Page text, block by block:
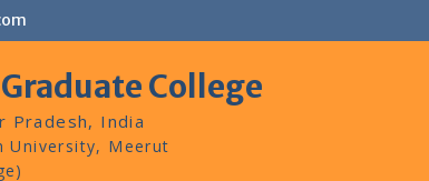
College
Pradesh, India